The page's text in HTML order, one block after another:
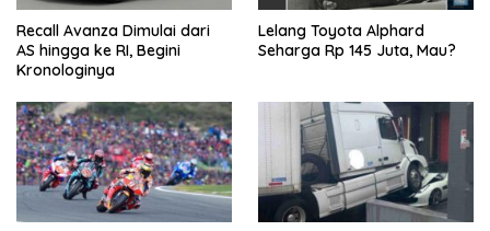
Recall Avanza Dimulai dari
AS hingga ke RI, Begini
Kronologinya
Lelang Toyota Alphard
Seharga Rp 145 Juta, Mau?